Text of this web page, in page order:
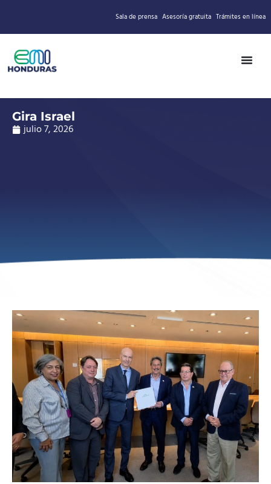
Sala de prensa Asesoría gratuita Trámites en línea
Gira Israel
julio 7, 2026